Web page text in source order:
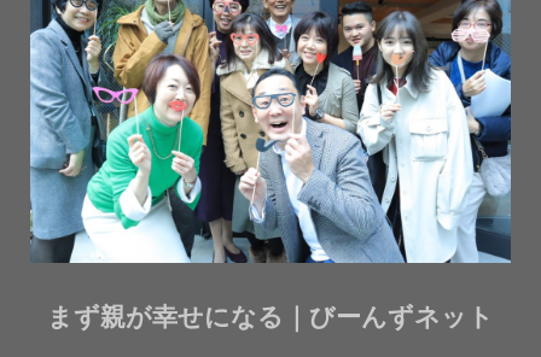
まず親が幸せになる｜びーんずネット